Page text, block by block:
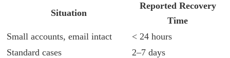
Situation
Reported Recovery
Time
Small accounts, email intact
< 24 hours
Standard cases
2–7 days